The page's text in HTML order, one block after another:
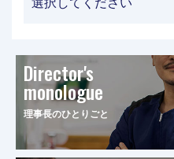
Director's
monologue
理事長のひとりごと